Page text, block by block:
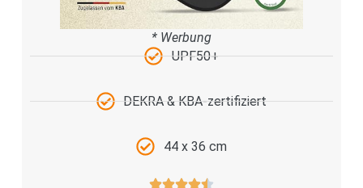
* Werbung
UPF50+
DEKRA & KBA-zertifiziert
44 x 36 cm